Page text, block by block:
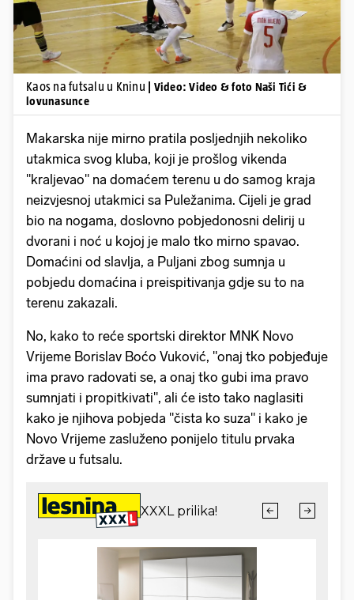
Kaos na futsalu u Kninu
| Video: Video & foto Naši Tići &
lovunasunce
Makarska nije mirno pratila posljednjih nekoliko
utakmica svog kluba, koji je prošlog vikenda
"kraljevao" na domaćem terenu u do samog kraja
neizvjesnoj utakmici sa Puležanima. Cijeli je grad
bio na nogama, doslovno pobjedonosni delirij u
dvorani i noć u kojoj je malo tko mirno spavao.
Domaćini od slavlja, a Puljani zbog sumnja u
pobjedu domaćina i preispitivanja gdje su to na
terenu zakazali.
No, kako to reće sportski direktor MNK Novo
Vrijeme Borislav Boćo Vuković, "onaj tko pobjeđuje
ima pravo radovati se, a onaj tko gubi ima pravo
sumnjati i propitkivati", ali će isto tako naglasiti
kako je njihova pobjeda "čista ko suza" i kako je
Novo Vrijeme zasluženo ponijelo titulu prvaka
države u futsalu.